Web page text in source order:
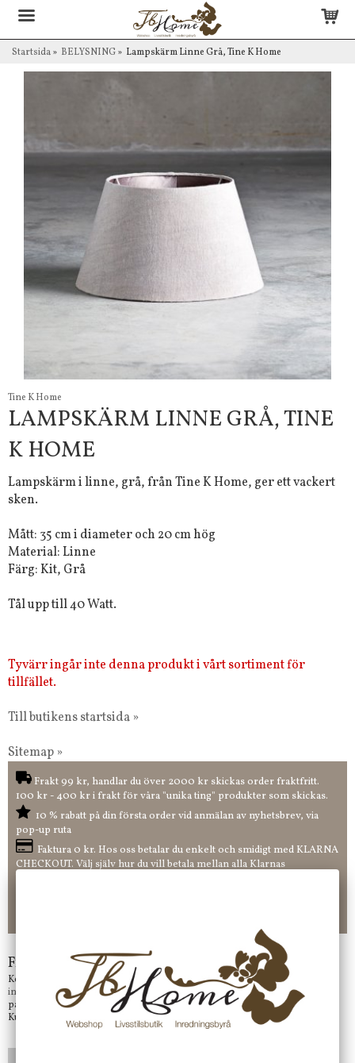
Startsida» BELYSNING» Lampskärm Linne Grå, Tine K Home
Tine K Home
LAMPSKÄRM LINNE GRÅ, TINE
K HOME
Lampskärm i linne, grå, från Tine K Home, ger ett vackert
sken.
Mått: 35 cm i diameter och 20 cm hög
Material: Linne
Färg: Kit, Grå
Tål upp till 40 Watt.
Tyvärr ingår inte denna produkt i vårt sortiment för
tillfället.
Till butikens startsida »
Sitemap »
Frakt 99 kr, handlar du över 2000 kr skickas order fraktfritt.
100 kr - 400 kr i frakt för våra "unika ting" produkter som skickas.
10 % rabatt på din första order vid anmälan av nyhetsbrev, via
pop-up ruta
Faktura 0 kr. Hos oss betalar du enkelt och smidigt med KLARNA
CHECKOUT. Välj själv hur du vill betala mellan alla Klarnas
Frågor?
Kontakta oss på
info@jbhome.seVi svarar
på mail så fort vi kan.
Kundtjänst telefontid öppet vardagar mellan 10.00 - 15.00